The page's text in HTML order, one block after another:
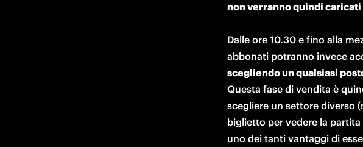
non verranno quindi caricati
Dalle ore 10.30 e fino alla
abbonati potranno invece
Questa fase di vendita è
scegliere un settore diverso
biglietto per vedere la
uno dei tanti vantaggi di